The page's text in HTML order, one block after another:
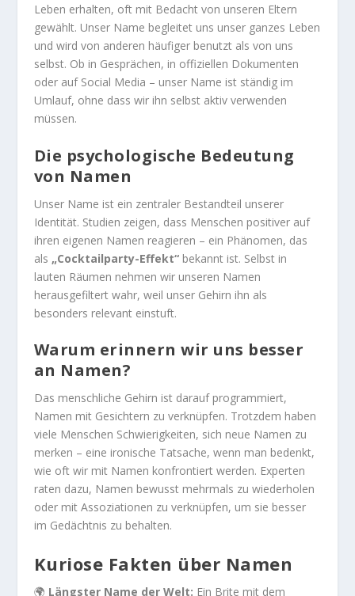
Leben erhalten, oft mit Bedacht von unseren Eltern
gewählt. Unser Name begleitet uns unser ganzes Leben
und wird von anderen häufiger benutzt als von uns
selbst. Ob in Gesprächen, in offiziellen Dokumenten
oder auf Social Media – unser Name ist ständig im
Umlauf, ohne dass wir ihn selbst aktiv verwenden
müssen.
Die psychologische Bedeutung
von Namen
Unser Name ist ein zentraler Bestandteil unserer
Identität. Studien zeigen, dass Menschen positiver auf
ihren eigenen Namen reagieren – ein Phänomen, das
als „Cocktailparty-Effekt“bekannt ist. Selbst in
lauten Räumen nehmen wir unseren Namen
herausgefiltert wahr, weil unser Gehirn ihn als
besonders relevant einstuft.
Warum erinnern wir uns besser
an Namen?
Das menschliche Gehirn ist darauf programmiert,
Namen mit Gesichtern zu verknüpfen. Trotzdem haben
viele Menschen Schwierigkeiten, sich neue Namen zu
merken – eine ironische Tatsache, wenn man bedenkt,
wie oft wir mit Namen konfrontiert werden. Experten
raten dazu, Namen bewusst mehrmals zu wiederholen
oder mit Assoziationen zu verknüpfen, um sie besser
im Gedächtnis zu behalten.
Kuriose Fakten über Namen
🌍 Längster Name der Welt: Ein Brite mit dem